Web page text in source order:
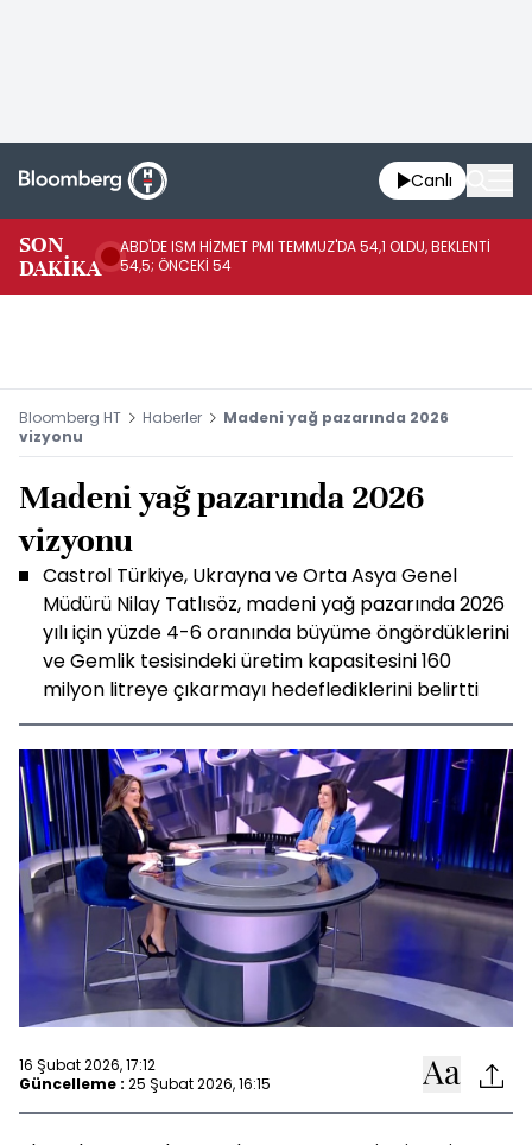
Canlı
SON
DAKİKA
ABD'DE ISM HİZMET PMI TEMMUZ'DA 54,1 OLDU, BEKLENTİ
54,5; ÖNCEKİ 54
Bloomberg HT Haberler
Madeni yağ pazarında 2026
vizyonu
Madeni yağ pazarında 2026
vizyonu
Castrol Türkiye, Ukrayna ve Orta Asya Genel
Müdürü Nilay Tatlısöz, madeni yağ pazarında 2026
yılı için yüzde 4-6 oranında büyüme öngördüklerini
ve Gemlik tesisindeki üretim kapasitesini 160
milyon litreye çıkarmayı hedeflediklerini belirtti
16 Şubat 2026, 17:12
Güncelleme : 25 Şubat 2026, 16:15